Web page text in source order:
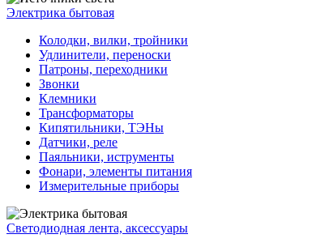
Электрика бытовая
Колодки, вилки, тройники
Удлинители, переноски
Патроны, переходники
Звонки
Клемники
Трансформаторы
Кипятильники, ТЭНы
Датчики, реле
Паяльники, иструменты
Фонари, элементы питания
Измерительные приборы
Светодиодная лента, аксессуары